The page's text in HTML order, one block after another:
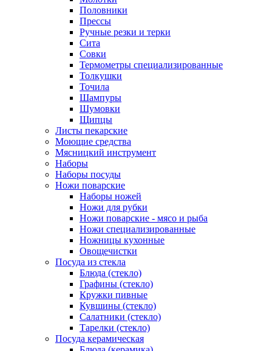
Половники
Прессы
Ручные резки и терки
Сита
Совки
Термометры специализированные
Толкушки
Точила
Шампуры
Шумовки
Щипцы
Листы пекарские
Моющие средства
Мясницкий инструмент
Наборы
Наборы посуды
Ножи поварские
Наборы ножей
Ножи для рубки
Ножи поварские - мясо и рыба
Ножи специализированные
Ножницы кухонные
Овощечистки
Посуда из стекла
Блюда (стекло)
Графины (стекло)
Кружки пивные
Кувшины (стекло)
Салатники (стекло)
Тарелки (стекло)
Посуда керамическая